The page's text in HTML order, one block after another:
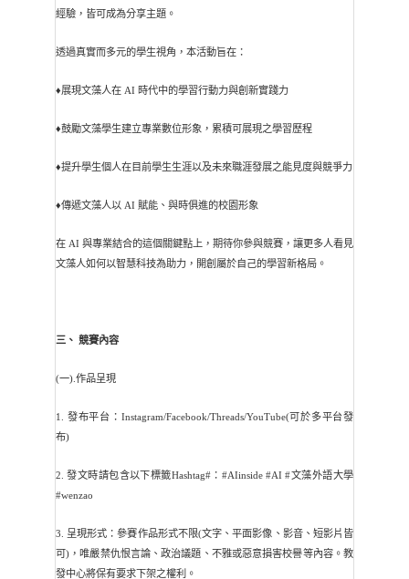
經驗，皆可成為分享主題。
透過真實而多元的學生視角，本活動旨在：
♦展現文藻人在 AI 時代中的學習行動力與創新實踐力
♦鼓勵文藻學生建立專業數位形象，累積可展現之學習歷程
♦提升學生個人在目前學生生涯以及未來職涯發展之能見度與競爭力
♦傳遞文藻人以 AI 賦能、與時俱進的校園形象
在 AI 與專業結合的這個關鍵點上，期待你參與競賽，讓更多人看見
文藻人如何以智慧科技為助力，開創屬於自己的學習新格局。
三、 競賽內容
(一).作品呈現
1. 發布平台：Instagram/Facebook/Threads/YouTube(可於多平台發
布)
2. 發文時請包含以下標籤Hashtag#：#AIinside #AI #文藻外語大學
#wenzao
3. 呈現形式：參賽作品形式不限(文字、平面影像、影音、短影片皆
可)，唯嚴禁仇恨言論、政治議題、不雅或惡意損害校譽等內容。教
發中心將保有要求下架之權利。